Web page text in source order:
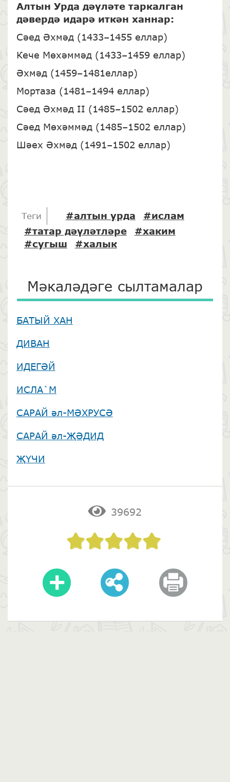
Алтын Урда дәүләте таркалган
дәвердә идарә иткән ханнар:
Сәед Әхмәд (1433–1455 еллар)
Кече Мөхәммәд (1433–1459 еллар)
Әхмәд (1459–1481еллар)
Мортаза (1481–1494 еллар)
Сәед Әхмәд II (1485–1502 еллар)
Сәед Мөхәммәд (1485–1502 еллар)
Шәех Әхмәд (1491–1502 еллар)
Теги #алтын урда
#ислам
#татар дәүләтләре
#хаким
#сугыш
#халык
Мәкаләдәге сылтамалар
БАТЫЙ ХАН
ДИВАН
ИДЕГӘЙ
ИСЛА`М
САРАЙ әл-МӘХРУСӘ
САРАЙ әл-ҖӘДИД
ҖҮЧИ
39692